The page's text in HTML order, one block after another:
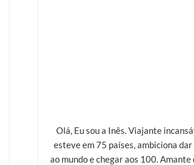
Olá, Eu sou a Inês. Viajante
esteve em 75 países, ambiciona
ao mundo e chegar aos 100.